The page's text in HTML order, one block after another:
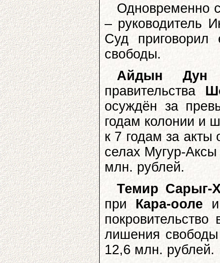
Одновременно
– руководитель
Суд
свободы.
Айдын Дун
правительства
осуждён за
годам колонии и
к 7 годам за акты
селах Мугур-
млн. рублей.
Темир Сарыг-
при Кара-ооле
лишения
12,6 млн. рублей.